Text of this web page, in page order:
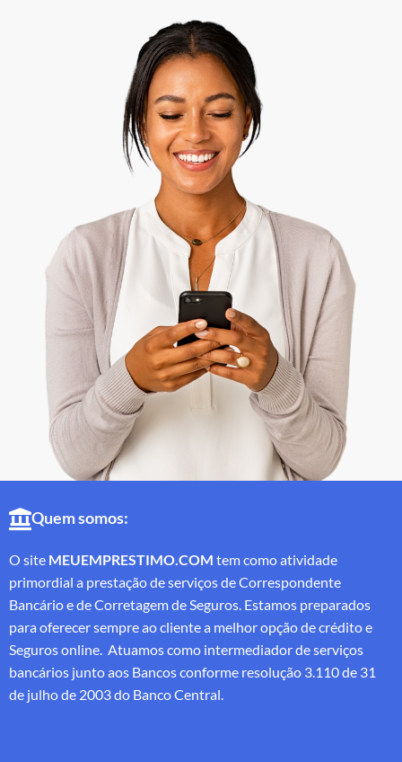
Quem somos:
O site MEUEMPRESTIMO.COM tem como atividade
primordial a prestação de serviços de Correspondente
Bancário e de Corretagem de Seguros. Estamos preparados
para oferecer sempre ao cliente a melhor opção de crédito e
Seguros online. Atuamos como intermediador de serviços
bancários junto aos Bancos conforme resolução 3.110 de 31
de julho de 2003 do Banco Central.